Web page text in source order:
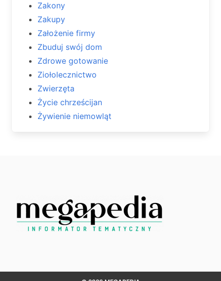
Zakony
Zakupy
Założenie firmy
Zbuduj swój dom
Zdrowe gotowanie
Ziołolecznictwo
Zwierzęta
Życie chrześcijan
Żywienie niemowląt